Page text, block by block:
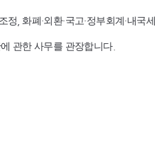
, 화폐·외환·국고·정부회계·내국세
관한 사무를 관장합니다.